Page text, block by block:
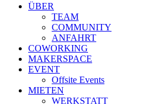
ÜBER
TEAM
COMMUNITY
ANFAHRT
COWORKING
MAKERSPACE
EVENT
Offsite Events
MIETEN
WERKSTATT